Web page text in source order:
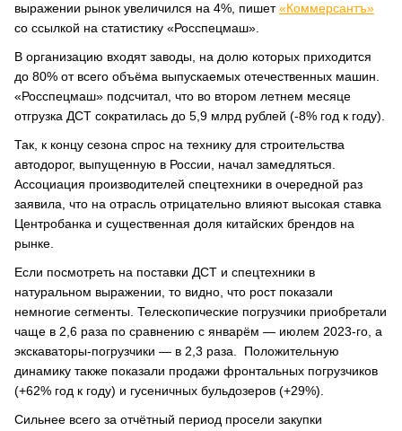
выражении рынок увеличился на 4%, пишет«Коммерсантъ»
со ссылкой на статистику «Росспецмаш».
В организацию входят заводы, на долю которых приходится
до 80% от всего объёма выпускаемых отечественных машин.
«Росспецмаш» подсчитал, что во втором летнем месяце
отгрузка ДСТ сократилась до 5,9 млрд рублей (-8% год к году).
Так, к концу сезона спрос на технику для строительства
автодорог, выпущенную в России, начал замедляться.
Ассоциация производителей спецтехники в очередной раз
заявила, что на отрасль отрицательно влияют высокая ставка
Центробанка и существенная доля китайских брендов на
рынке.
Если посмотреть на поставки ДСТ и спецтехники в
натуральном выражении, то видно, что рост показали
немногие сегменты. Телескопические погрузчики приобретали
чаще в 2,6 раза по сравнению с январём — июлем 2023-го, а
экскаваторы-погрузчики — в 2,3 раза. Положительную
динамику также показали продажи фронтальных погрузчиков
(+62% год к году) и гусеничных бульдозеров (+29%).
Сильнее всего за отчётный период просели закупки